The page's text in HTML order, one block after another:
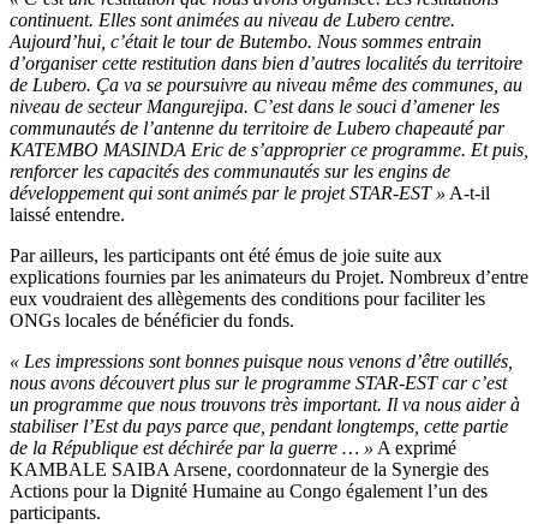
continuent. Elles sont animées au niveau de Lubero centre.
Aujourd’hui, c’était le tour de Butembo. Nous sommes entrain
d’organiser cette restitution dans bien d’autres localités du territoire
de Lubero. Ça va se poursuivre au niveau même des communes, au
niveau de secteur Mangurejipa. C’est dans le souci d’amener les
communautés de l’antenne du territoire de Lubero chapeauté par
KATEMBO MASINDA Eric de s’approprier ce programme. Et puis,
renforcer les capacités des communautés sur les engins de
développement qui sont animés par le projet STAR-EST » A-t-il
laissé entendre.
Par ailleurs, les participants ont été émus de joie suite aux
explications fournies par les animateurs du Projet. Nombreux d’entre
eux voudraient des allègements des conditions pour faciliter les
ONGs locales de bénéficier du fonds.
« Les impressions sont bonnes puisque nous venons d’être outillés,
nous avons découvert plus sur le programme STAR-EST car c’est
un programme que nous trouvons très important. Il va nous aider à
stabiliser l’Est du pays parce que, pendant longtemps, cette partie
de la République est déchirée par la guerre … » A exprimé
KAMBALE SAIBA Arsene, coordonnateur de la Synergie des
Actions pour la Dignité Humaine au Congo également l’un des
participants.